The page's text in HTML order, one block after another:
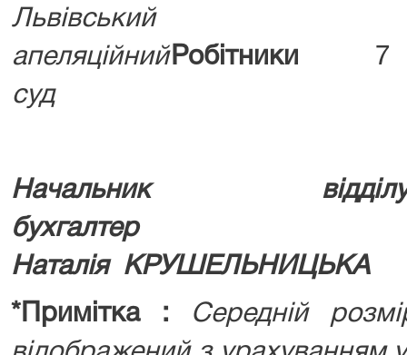
Львівський
апеляційний
суд
Робітники 7
Начальник
Наталія КРУШЕЛЬНИЦЬКА
*Примітка :
Середній